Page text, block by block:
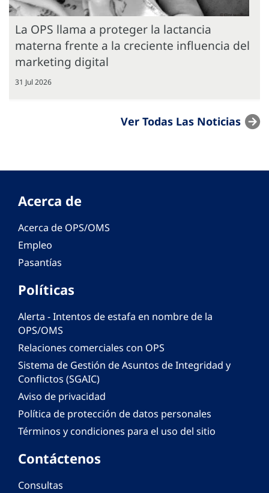
La OPS llama a proteger la lactancia
materna frente a la creciente influencia del
marketing digital
31 Jul 2026
Ver Todas Las Noticias
Acerca de
Acerca de OPS/OMS
Empleo
Pasantías
Políticas
Alerta - Intentos de estafa en nombre de la
OPS/OMS
Relaciones comerciales con OPS
Sistema de Gestión de Asuntos de Integridad y
Conflictos (SGAIC)
Aviso de privacidad
Política de protección de datos personales
Términos y condiciones para el uso del sitio
Contáctenos
Consultas